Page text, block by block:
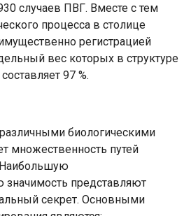
случаев ПВГ. Вместе с тем
процесса в столице
регистрацией
вес которых в структуре
97 %.
биологическими
множественность путей
значимость представляют
секрет. Основными